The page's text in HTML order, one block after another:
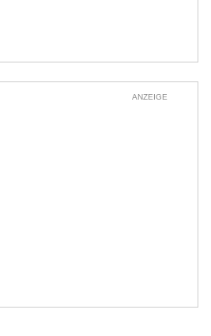
ANZEIGE